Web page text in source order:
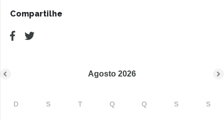
Compartilhe
Agosto 2026
D S T Q Q S S